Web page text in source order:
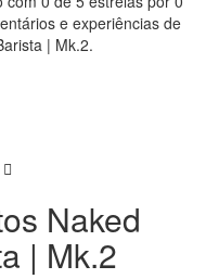
e experiências de
| Mk.2.
Naked
| Mk.2